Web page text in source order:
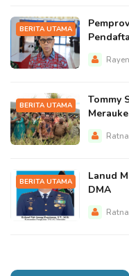
BERITA UTAMA
BERITA UTAMA
Tommy
Merauke
Ratna
BERITA UTAMA
Lanud
DMA
Ratna